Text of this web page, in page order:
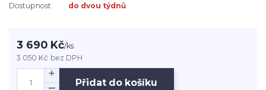
Dostupnost do dvou týdnů
3 690 Kč/ks
3 050 Kč bez DPH
Přidat do košíku